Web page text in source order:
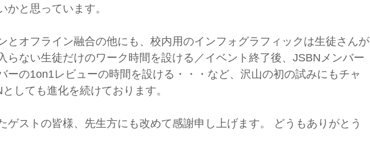
かと思っています。
とオフライン融合の他にも、校内用のインフォグラフィックは生徒さんが
らない生徒だけのワーク時間を設ける／イベント終了後、JSBNメンバー
ーの1on1レビューの時間を設ける・・・など、沢山の初の試みにもチャ
しても進化を続けております。
ゲストの皆様、先生方にも改めて感謝申し上げます。 どうもありがとう